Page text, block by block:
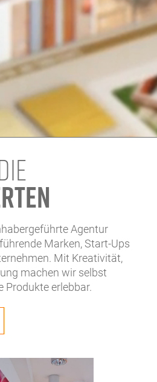
Agentur
Marken, Start-Ups
Mit Kreativität,
machen wir selbst
Produkte erlebbar.